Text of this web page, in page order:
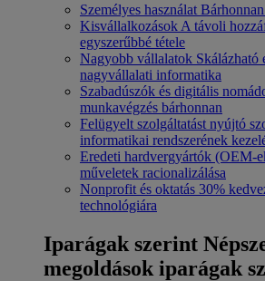
Személyes használat
Kisvállalkozások A távoli
egyszerűbbé tétele
Nagyobb vállalatok Skálázható
nagyvállalati informatika
Szabadúszók és digitális
munkavégzés bárhonnan
Felügyelt szolgáltatást nyújtó
informatikai rendszerének
Eredeti hardvergyártók (OEM-
műveletek racionalizálása
Nonprofit és oktatás 30%
technológiára
Iparágak szerint
megoldások iparágak